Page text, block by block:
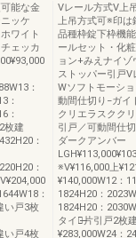
能な金
ッケ
ワイト
ェッカ
：
：
：
枚建
：
：
：
い戸3枚
い戸4枚
Vレール方式V上
上吊方式可※印は
品種枠錠下枠機
ールセット・化
ョン+みえナイ
ストッパー引戸
Wソフトモーシ
動間仕切り−ガイ
クリエラスクク
引戸／可動間仕
ダークアンバー
※V¥116,000上
¥140,000W12：
1824H20：
1824H20：
タイプ̶̶片引戸2枚
¥283,000W24：